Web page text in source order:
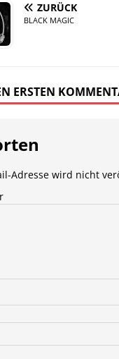
ZURÜCK
BLACK MAGIC
ERSTEN
Adresse wird nicht